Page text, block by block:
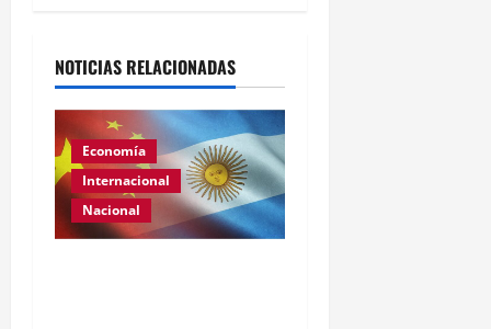
NOTICIAS RELACIONADAS
Economía
Internacional
Nacional